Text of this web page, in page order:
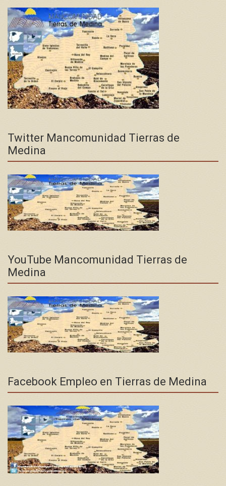
Twitter Mancomunidad Tierras de
Medina
YouTube Mancomunidad Tierras de
Medina
Facebook Empleo en Tierras de Medina